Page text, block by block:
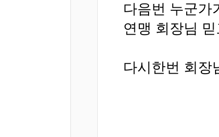
다음번 누군가
연맹 회장님
다시한번 회장